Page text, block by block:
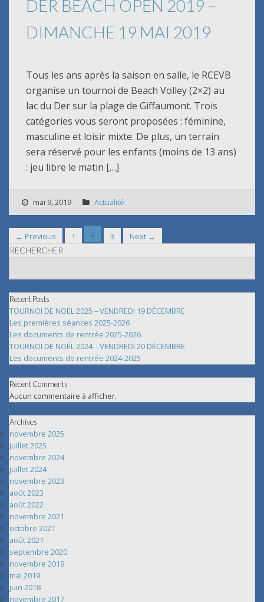
DER BEACH OPEN 2019 –
DIMANCHE 19 MAI 2019
Tous les ans après la saison en salle, le RCEVB
organise un tournoi de Beach Volley (2×2) au
lac du Der sur la plage de Giffaumont. Trois
catégories vous seront proposées : féminine,
masculine et loisir mixte. De plus, un terrain
sera réservé pour les enfants (moins de 13 ans)
: jeu libre le matin […]
mai 9, 2019 Actualité
← Previous 1 2 3 Next →
RECHERCHER
Recent Posts
TOURNOI DE NOËL 2025 – VENDREDI 19 DÉCEMBRE
Les premières séances 2025-2026
Les documents de rentrée 2025-2026
TOURNOI DE NOËL 2024 – VENDREDI 20 DÉCEMBRE
Les documents de rentrée 2024-2025
Recent Comments
Aucun commentaire à afficher.
Archives
novembre 2025
juillet 2025
novembre 2024
juillet 2024
novembre 2023
août 2023
août 2022
novembre 2021
octobre 2021
août 2021
septembre 2020
novembre 2019
mai 2019
juin 2018
novembre 2017